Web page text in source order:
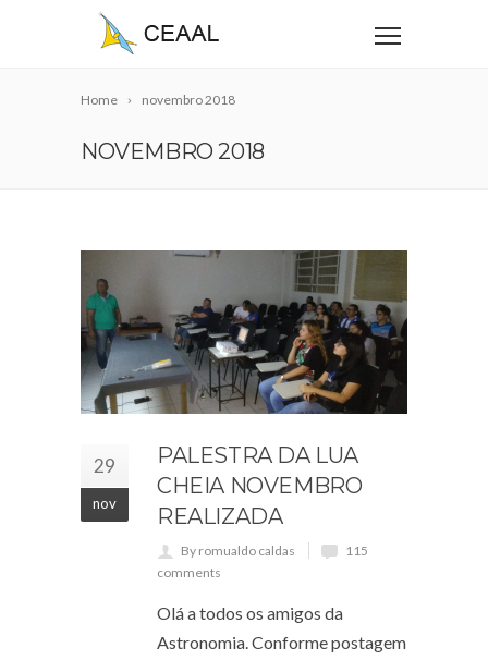
Home novembro 2018
NOVEMBRO 2018
29
nov
PALESTRA DA LUA
CHEIA NOVEMBRO
REALIZADA
By romualdo caldas
115
comments
Olá a todos os amigos da
Astronomia. Conforme postagem